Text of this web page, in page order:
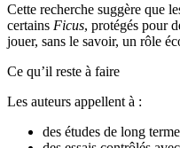
Cette recherche suggère que
certains Ficus, protégés pour
jouer, sans le savoir, un rôle
Ce qu’il reste à faire
Les auteurs appellent à :
des études de long